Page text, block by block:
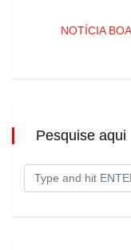
NOTÍCIA
Pesquise aqui